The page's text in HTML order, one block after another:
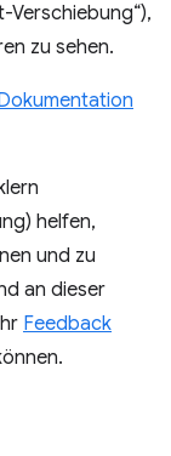
Verschiebung“),
zu sehen.
helfen,
und zu
an dieser
Feedback